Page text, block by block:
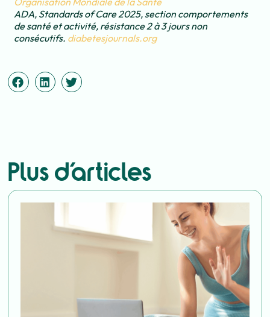
ADA, Standards of Care 2025, section comportements
de santé et activité, résistance 2 à 3 jours non
consécutifs. diabetesjournals.org
Plus d'articles